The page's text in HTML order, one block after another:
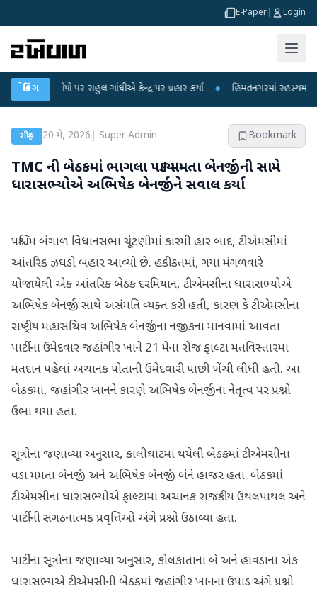
E-Paper Login
બ્રેકિંગ
આરોપો પર રાહુલ ગાંધીએ કેન્દ્ર પર પ્રહાર કર્યા ● હિંમતનગરમાં રહસ્યમય વાયરસ કે
રાષ્ટ્રીય 20 મે, 2026 Super Admin Bookmark
TMC ની બેઠકમાં ભાગલા પડ્યા! મમતા બેનર્જીની સામે
ધારાસભ્યોએ અભિષેક બેનર્જીને સવાલ કર્યા
પશ્ચિમ બંગાળ વિધાનસભા ચૂંટણીમાં કારમી હાર બાદ, ટીએમસીમાં
આંતરિક ઝઘડો બહાર આવ્યો છે. હકીકતમાં, ગયા મંગળવારે
યોજાયેલી એક આંતરિક બેઠક દરમિયાન, ટીએમસીના ધારાસભ્યોએ
અભિષેક બેનર્જી સાથે અસંમતિ વ્યક્ત કરી હતી, કારણ કે ટીએમસીના
રાષ્ટ્રીય મહાસચિવ અભિષેક બેનર્જીના નજીકના માનવામાં આવતા
પાર્ટીના ઉમેદવાર જહાંગીર ખાને 21 મેના રોજ ફાલ્ટા મતવિસ્તારમાં
મતદાન પહેલાં અચાનક પોતાની ઉમેદવારી પાછી ખેંચી લીધી હતી. આ
બેઠકમાં, જહાંગીર ખાનને કારણે અભિષેક બેનર્જીના નેતૃત્વ પર પ્રશ્નો
ઉભા થયા હતા.
સૂત્રોના જણાવ્યા અનુસાર, કાલીઘાટમાં થયેલી બેઠકમાં ટીએમસીના
વડા મમતા બેનર્જી અને અભિષેક બેનર્જી બંને હાજર હતા. બેઠકમાં
ટીએમસીના ધારાસભ્યોએ ફાલ્ટામાં અચાનક રાજકીય ઉથલપાથલ અને
પાર્ટીની સંગઠનાત્મક પ્રવૃત્તિઓ અંગે પ્રશ્નો ઉઠાવ્યા હતા.
પાર્ટીના સૂત્રોના જણાવ્યા અનુસાર, કોલકાતાના બે અને હાવડાના એક
ધારાસભ્યએ ટીએમસીની બેઠકમાં જહાંગીર ખાનના ઉપાડ અંગે પ્રશ્નો